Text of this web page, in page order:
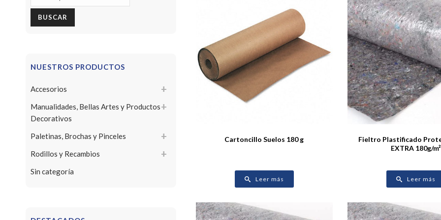
Cartoncillo Suelos 180 g
Leer más
Fieltro Plastificado
EXTRA 180g/m²
Leer más
por:
BUSCAR
NUESTROS PRODUCTOS
Accesorios
Manualidades, Bellas Artes y Productos
Decorativos
Paletinas, Brochas y Pinceles
Rodillos y Recambios
Sin categoría